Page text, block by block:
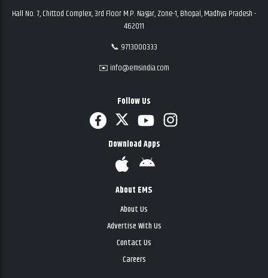
Hall No. 7, Chittod Complex, 3rd Floor M.P. Nagar, Zone-1, Bhopal, Madhya Pradesh -
462011
📞 9713000333
✉️ info@emsindia.com
Follow Us
Download Apps
About EMS
About Us
Advertise With Us
Contact Us
Careers